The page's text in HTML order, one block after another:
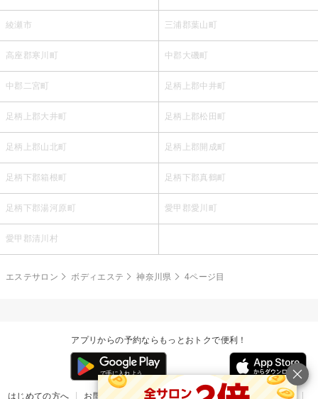
綾瀬市 三浦郡葉山町
高座郡寒川町 中郡大磯町
中郡二宮町 足柄上郡中井町
足柄上郡大井町 足柄上郡松田町
足柄上郡山北町 足柄上郡開成町
足柄下郡箱根町 足柄下郡真鶴町
足柄下郡湯河原町 愛甲郡愛川町
愛甲郡清川村
エステサロン ボディエステ 神奈川県 4ページ目
アプリからの予約ならもっとおトクで便利！
はじめての方へ お問い合わせ ヘルプ リリース情報 利用規約